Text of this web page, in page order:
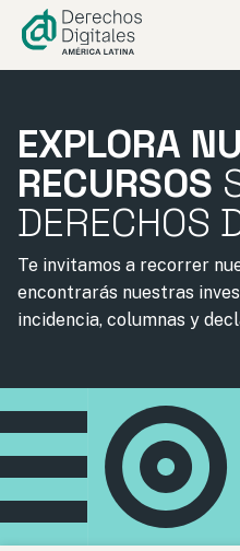
contenido
EXPLORA
RECURSOS
DERECHOS
Te invitamos a recorrer
encontrarás nuestras
incidencia, columnas y